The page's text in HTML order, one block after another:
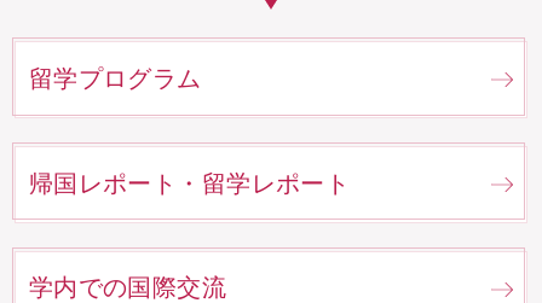
留学プログラム
帰国レポート・留学レポート
学内での国際交流